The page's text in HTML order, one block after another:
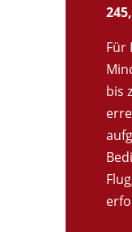
Für
bis